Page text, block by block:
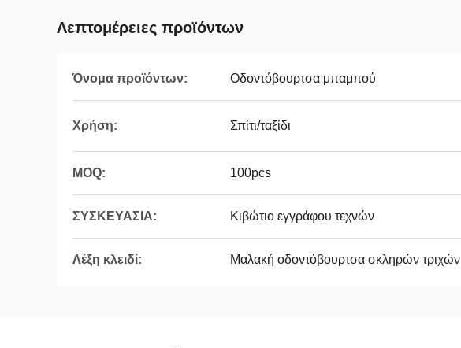
Λεπτομέρειες προϊόντων
Όνομα προϊόντων: Οδοντόβουρτσα μπαμπού
Χρήση: Σπίτι/ταξίδι
MOQ: 100pcs
ΣΥΣΚΕΥΑΣΙΑ: Κιβώτιο εγγράφου τεχνών
Λέξη κλειδί: Μαλακή οδοντόβουρτσα σκληρών τριχών